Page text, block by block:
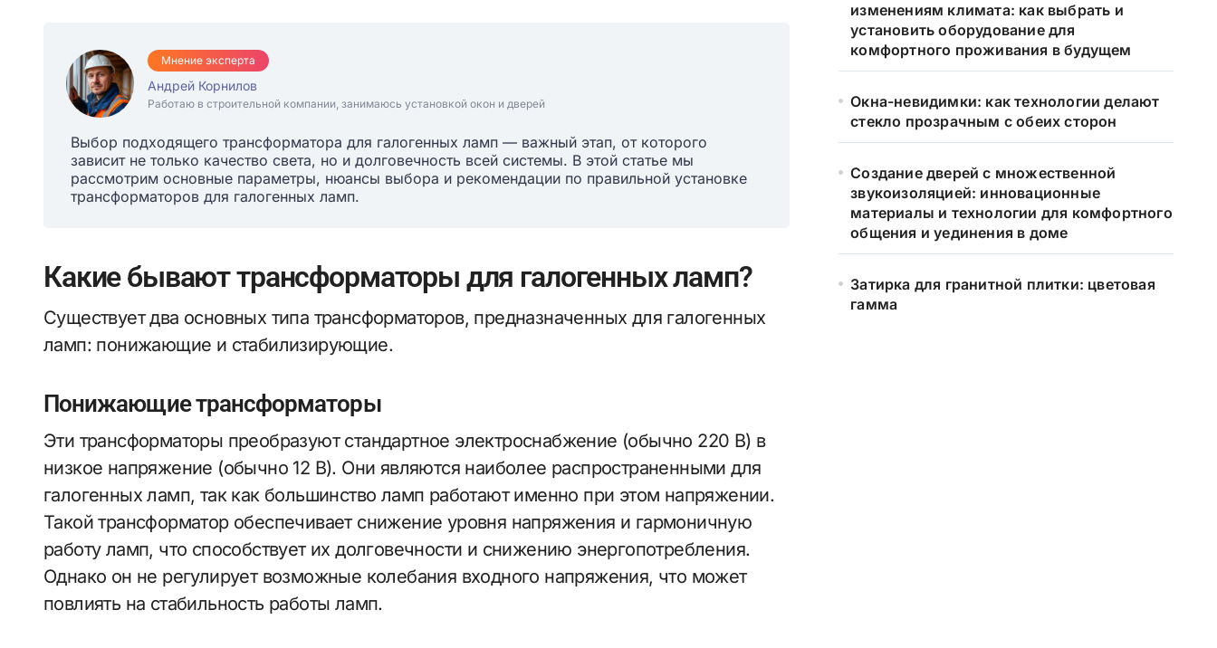
Мнение эксперта
Андрей Корнилов
Работаю в строительной компании, занимаюсь установкой окон и дверей
Выбор подходящего трансформатора для галогенных ламп — важный этап, от которого
зависит не только качество света, но и долговечность всей системы. В этой статье мы
рассмотрим основные параметры, нюансы выбора и рекомендации по правильной установке
трансформаторов для галогенных ламп.
Какие бывают трансформаторы для галогенных ламп?
Существует два основных типа трансформаторов, предназначенных для галогенных
ламп: понижающие и стабилизирующие.
Понижающие трансформаторы
Эти трансформаторы преобразуют стандартное электроснабжение (обычно 220 В) в
низкое напряжение (обычно 12 В). Они являются наиболее распространенными для
галогенных ламп, так как большинство ламп работают именно при этом напряжении.
Такой трансформатор обеспечивает снижение уровня напряжения и гармоничную
работу ламп, что способствует их долговечности и снижению энергопотребления.
Однако он не регулирует возможные колебания входного напряжения, что может
повлиять на стабильность работы ламп.
изменениям климата: как выбрать и
установить оборудование для
комфортного проживания в будущем
Окна-невидимки: как технологии делают
стекло прозрачным с обеих сторон
Создание дверей с множественной
звукоизоляцией: инновационные
материалы и технологии для комфортного
общения и уединения в доме
Затирка для гранитной плитки: цветовая
гамма